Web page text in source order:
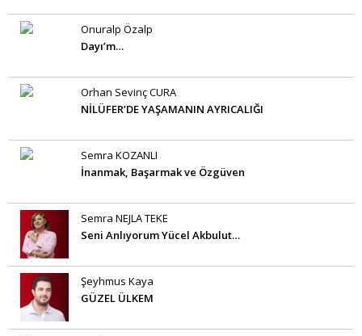
Onuralp Özalp
Dayı’m…
Orhan Sevinç CURA
NİLÜFER’DE YAŞAMANIN AYRICALIĞI
Semra KOZANLI
İnanmak, Başarmak ve Özgüven
Semra NEJLA TEKE
Seni Anlıyorum Yücel Akbulut…
Şeyhmus Kaya
GÜZEL ÜLKEM